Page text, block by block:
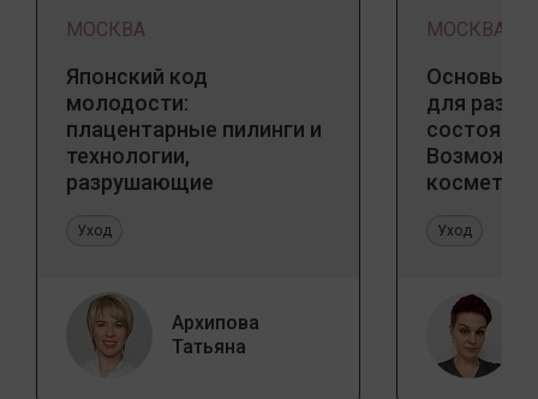
МОСКВА
Японский код
молодости:
плацентарные пилинги и
технологии,
разрушающие
Уход
Архипова
Татьяна
МОСКВА
Основы
для
Уход